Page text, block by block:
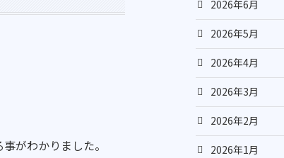
がわかりました。
2026年6月
2026年5月
2026年4月
2026年3月
2026年2月
2026年1月